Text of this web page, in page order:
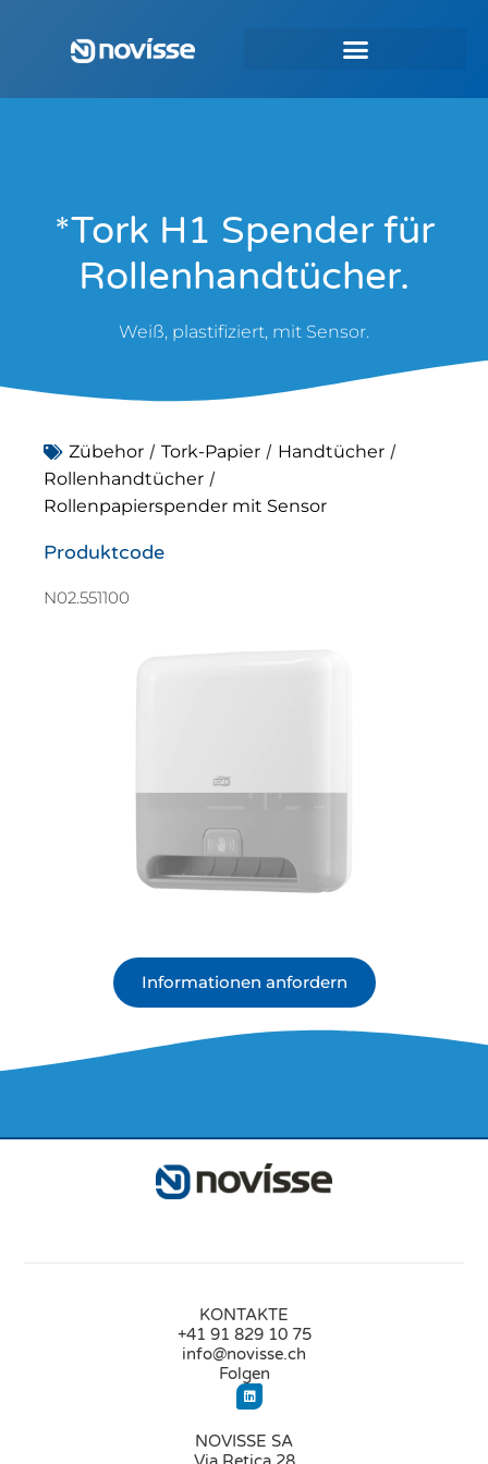
*Tork H1 Spender für
Rollenhandtücher.
Weiß, plastifiziert, mit Sensor.
Zübehor / Tork-Papier / Handtücher /
Rollenhandtücher /
Rollenpapierspender mit Sensor
Produktcode
N02.551100
Informationen anfordern
KONTAKTE
+41 91 829 10 75
info@novisse.ch
Folgen
NOVISSE SA